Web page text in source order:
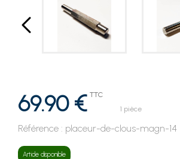
69.90 € TTC
1 pièce
Référence : placeur-de-clous-magn-14
Article disponible